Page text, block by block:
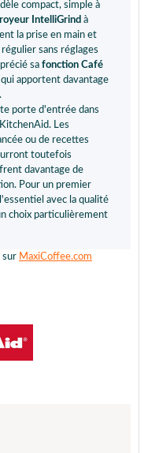
compact, simple à
IntelliGrind à
la prise en main et
sans réglages
sa fonction Café
apportent davantage
porte d'entrée dans
Les
ou de recettes
toutefois
davantage de
Pour un premier
avec la qualité
choix particulièrement
sur MaxiCoffee.com